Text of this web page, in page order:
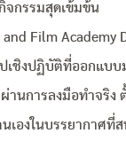
จกรรมสุดเข้มข้น
and Film Academy
เชิงปฏิบัติที่ออกแบบ
านการลงมือทำจริง
เองในบรรยากาศที่